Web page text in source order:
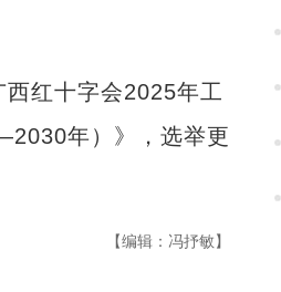
红十字会2025年工
年）》，选举更
【编辑：冯抒敏】